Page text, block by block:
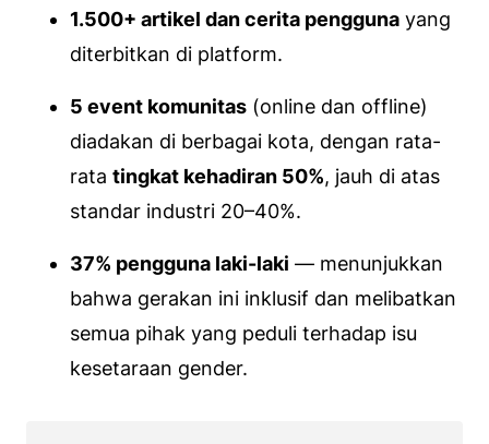
1.500+ artikel dan cerita pengguna yang
diterbitkan di platform.
5 event komunitas (online dan offline)
diadakan di berbagai kota, dengan rata-
rata tingkat kehadiran 50%, jauh di atas
standar industri 20–40%.
37% pengguna laki-laki — menunjukkan
bahwa gerakan ini inklusif dan melibatkan
semua pihak yang peduli terhadap isu
kesetaraan gender.